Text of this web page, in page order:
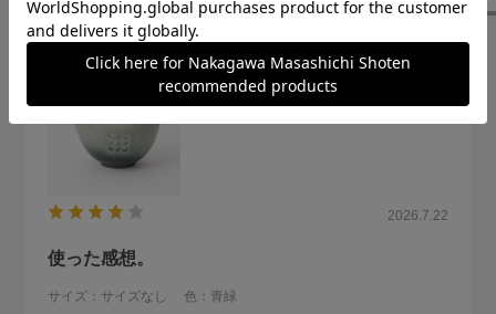
2026.7.22
使った感想。
サイズ：サイズなし 色：青緑